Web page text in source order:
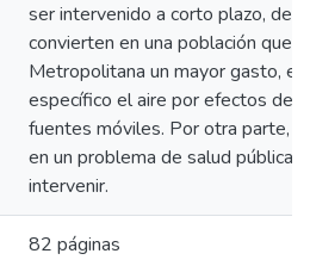
ser intervenido a corto plazo, de
convierten en una población que
Metropolitana un mayor gasto, e
específico el aire por efectos de
fuentes móviles. Por otra parte,
en un problema de salud pública
intervenir.
82 páginas